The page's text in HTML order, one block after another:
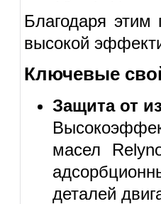
Благодаря
высокой
Ключевые
Защита от
масел
деталей